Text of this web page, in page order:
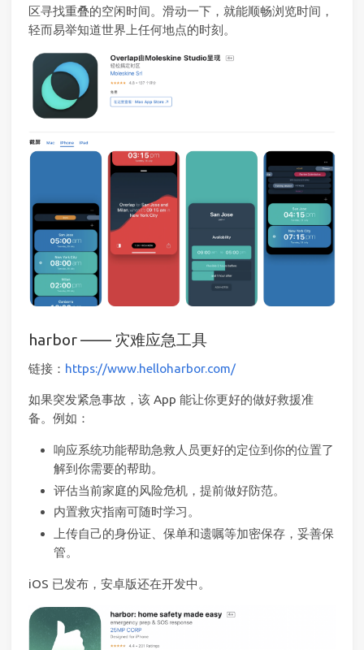
区寻找重叠的空闲时间。滑动一下，就能顺畅浏览时间，
轻而易举知道世界上任何地点的时刻。
harbor —— 灾难应急工具
链接： https://www.helloharbor.com/
如果突发紧急事故，该 App 能让你更好的做好救援准
备。例如：
响应系统功能帮助急救人员更好的定位到你的位置了
解到你需要的帮助。
评估当前家庭的风险危机，提前做好防范。
内置救灾指南可随时学习。
上传自己的身份证、保单和遗嘱等加密保存，妥善保
管。
iOS 已发布，安卓版还在开发中。